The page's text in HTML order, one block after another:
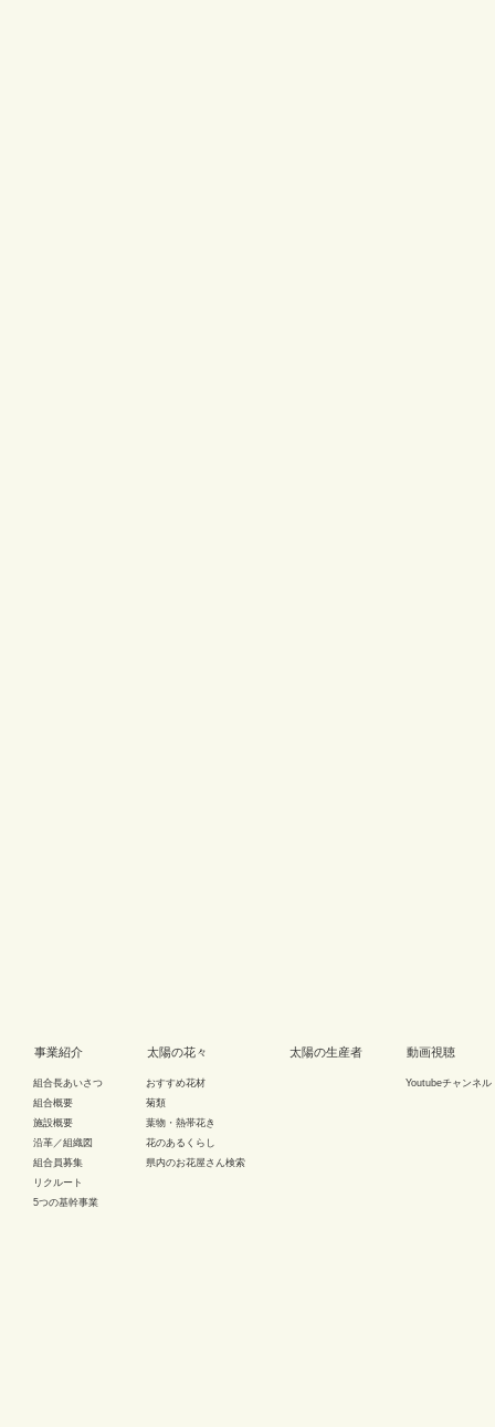
事業紹介
組合長あいさつ
組合概要
施設概要
沿革／組織図
組合員募集
リクルート
5つの基幹事業
太陽の花々
おすすめ花材
菊類
葉物・熱帯花き
花のあるくらし
県内のお花屋さん検索
太陽の生産者 動画視聴
Youtubeチャンネル